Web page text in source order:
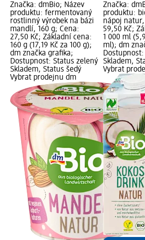
Značka: dmBio; Název
produktu: fermentovaný
rostlinný výrobek na bázi
mandlí, 160 g; Cena:
27,50 Kč; Základní cena:
160 g (17,19 Kč za 100 g);
dm značka grafika;
Dostupnost: Status zelený
Skladem, Status šedý
Vybrat prodejnu dm
Značka:
produktu:
nápoj natur,
59,50 Kč;
1 000 ml
ml); dm
Skladem,
Vybrat